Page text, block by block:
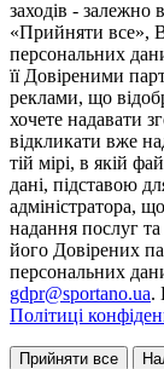
заходів -
«Прийняти все»,
персональних
її Довіреними
реклами, що
хочете надавати
відкликати вже
тій мірі, в якій
дані, підставою
адміністратора,
надання послуг та
його Довірених
персональних
gdpr@sportano.ua.
Політиці
Прийняти все